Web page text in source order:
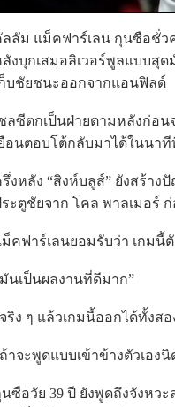
ลลัม แม็คฟาร์เลน กุนซือชั่ว
งบุกเสมอลิเวอร์พูลแบบสุ
ก็บชัยชนะออกจากแอนฟิลด์
ลซีตกเป็นฝ่ายตามหลังก่อ
อนตอบโต้กลับมาได้ในนาที
งหลัง “สิงห์บลูส์” ยังสร้าง
ะตูชัยจาก โคล พาลเมอร์
คฟาร์เลนยอมรับว่า เกมนี้
นเป็นผลงานที่ดีมาก”
ริง ๆ แล้วเกมนี้ออกได้ทั้งส
าจะพูดแบบเข้าข้างตัวเอง
ซือวัย 39 ปี ยังพูดถึงจังหว